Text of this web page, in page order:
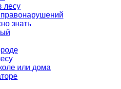
лесу
знать
или дома